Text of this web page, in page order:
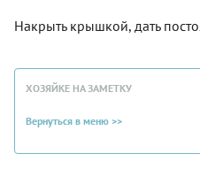
Накрыть крышкой, дать
ХОЗЯЙКЕ НА ЗАМЕТКУ
Вернуться в меню >>